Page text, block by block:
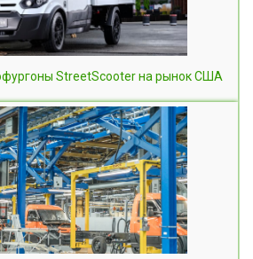
StreetScooter на рынок США